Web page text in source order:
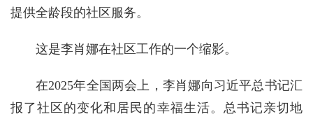
提供全龄段的社区服务。
这是李肖娜在社区工作的一个缩影。
在2025年全国两会上，李肖娜向习近平总书记汇
报了社区的变化和居民的幸福生活。总书记亲切地